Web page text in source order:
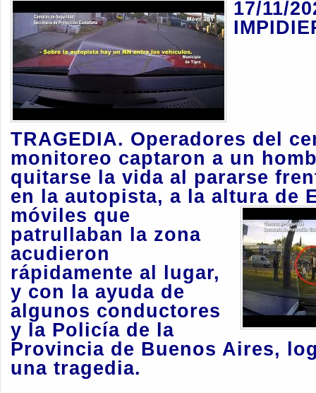
17/11/
TRAGEDIA. Operadores del
monitoreo captaron a un
quitarse la vida al pararse
en la autopista, a la altura de
móviles que
patrullaban la zona
acudieron
rápidamente al lugar,
y con la ayuda de
algunos conductores
y la Policía de la
Provincia de Buenos Aires,
una tragedia.